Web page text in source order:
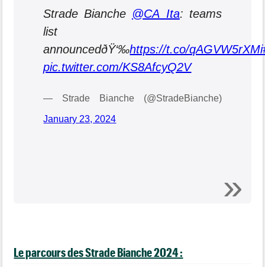
Strade Bianche @CA_Ita: teams
list
announcedðŸ‘‰https://t.co/qAGVW5rXMi
pic.twitter.com/KS8AfcyQ2V
— Strade Bianche (@StradeBianche)
January 23, 2024
Le parcours des Strade Bianche 2024 :